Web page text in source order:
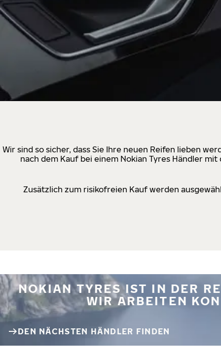
Wir sind so sicher, dass Sie Ihre neuen Reifen lieben
nach dem Kauf bei einem Nokian Tyres Händler
Zusätzlich zum risikofreien Kauf werden
NOKIAN TYRES IST IN DER
WIR ARBEITEN
DEN NÄCHSTEN HÄNDLER FINDEN